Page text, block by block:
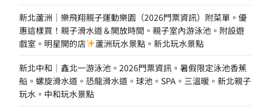
新北蘆洲｜樂飛翔親子運動樂園（2026門票資訊）附菜單。優
惠這樣買！親子滑水道＆開放時間。親子室內游泳池。附設遊
戲室。明星開的店
蘆洲玩水景點。新北玩水景點
新北中和｜鑫北一游泳池。2026門票資訊。暑假限定泳池香蕉
船。螺旋滑水道。恐龍滑水道。球池。SPA。三溫暖。新北親子
玩水。中和玩水景點